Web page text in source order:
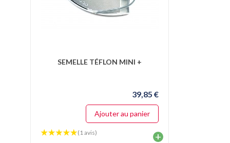
SEMELLE TÉFLON MINI +
39,85 €
Ajouter au panier
(1 avis) +